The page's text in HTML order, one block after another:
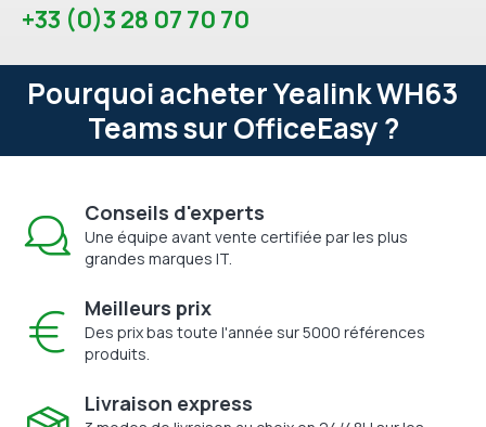
+33 (0)3 28 07 70 70
Pourquoi acheter Yealink WH63
Teams sur OfficeEasy ?
Conseils d'experts
Une équipe avant vente certifiée par les plus
grandes marques IT.
Meilleurs prix
Des prix bas toute l'année sur 5000 références
produits.
Livraison express